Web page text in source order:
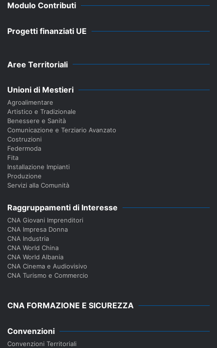
Modulo Contributi
Progetti finanziati UE
Aree Territoriali
Unioni di Mestieri
Agroalimentare
Artistico e Tradizionale
Benessere e Sanità
Comunicazione e Terziario Avanzato
Costruzioni
Federmoda
Fita
Installazione Impianti
Produzione
Servizi alla Comunità
Raggruppamenti di Interesse
CNA Giovani Imprenditori
CNA Impresa Donna
CNA Industria
CNA World China
CNA World Albania
CNA Cinema e Audiovisivo
CNA Turismo e Commercio
CNA FORMAZIONE E SICUREZZA
Convenzioni
Convenzioni Territoriali